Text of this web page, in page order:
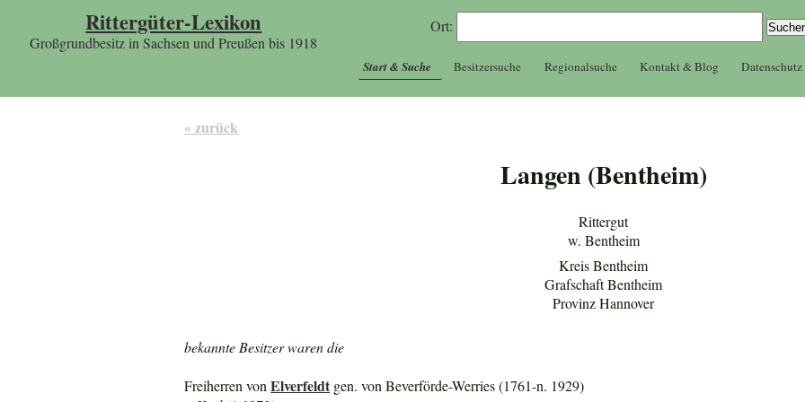
Rittergüter-Lexikon
Großgrundbesitz in Sachsen und Preußen bis 1918
Ort:
Start & Suche Besitzersuche Regionalsuche Kontakt & Blog Datenschutz
« zurück
Langen (Bentheim)
Rittergut
w. Bentheim
Kreis Bentheim
Grafschaft Bentheim
Provinz Hannover
bekannte Besitzer waren die
Freiherren vonElverfeldt gen. von Beverförde-Werries (1761-n. 1929)